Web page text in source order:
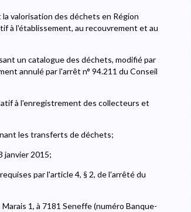
valorisation des déchets en Région
à l'établissement, au recouvrement et au
un catalogue des déchets, modifié par
annulé par l'arrêt n° 94.211 du Conseil
à l'enregistrement des collecteurs et
les transferts de déchets;
janvier 2015;
par l'article 4, § 2, de l'arrêté du
1, à 7181 Seneffe (numéro Banque-